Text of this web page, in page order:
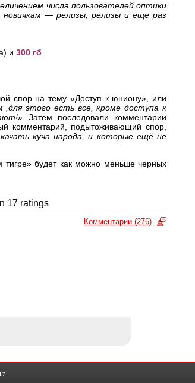
числа пользователей оптики
— релизы, релизы и еще раз
и 300 гб
спор на тему «Доступ к юниону», или
этого есть все, кроме доступа к
» Затем последовали комментарии
комментарий, подытоживающий спор,
куча народа, и которые ещё не
будет как можно меньше черных
17 ratings
Комментарии (276)